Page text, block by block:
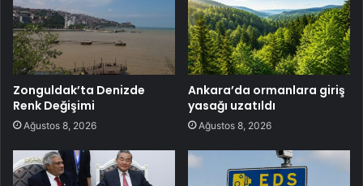
Zonguldak’ta Denizde
Renk Değişimi
Ağustos 8, 2026
Ankara’da ormanlara giriş
yasağı uzatıldı
Ağustos 8, 2026